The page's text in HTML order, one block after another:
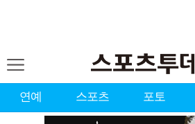
연예 스포츠 포토